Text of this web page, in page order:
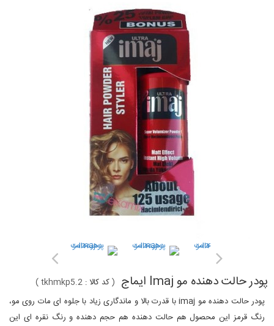
پودر حالت دهنده مو Imaj ایماج (کد کالا : tkhmkp5.2
)
پودر حالت دهنده مو imaj با قدرت بالا و ماندگاری زیاد با جلوه ای مات روی مو،
رنگ قرمز این محصول هم حالت دهنده هم حجم دهنده و رنگ نقره ای این